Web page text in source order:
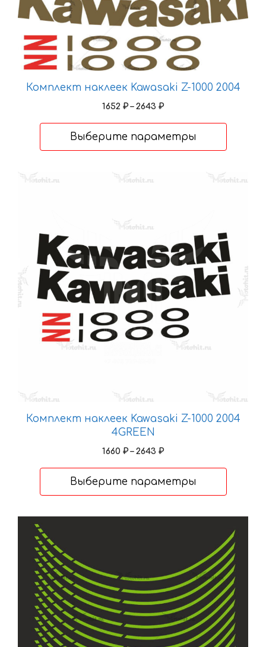
Комплект наклеек Kawasaki Z-1000 2004
1652 ₽ – 2643 ₽Диапазон
–
Выберите параметры
вариаций.
Опции
можно
выбрать
на
странице
Комплект наклеек Kawasaki Z-1000 2004
4GREEN
1660 ₽ – 2643 ₽Диапазон
–
Выберите параметры
вариаций.
Опции
можно
выбрать
странице
товара.
Этот
товар
имеет
несколько
вариаций.
Опции
можно
выбрать